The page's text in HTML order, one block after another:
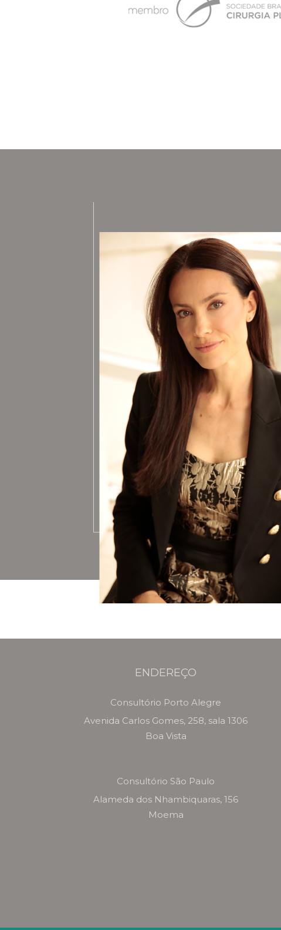
ENDEREÇO
Consultório Porto Alegre
Avenida Carlos Gomes, 258, sala 1306
Boa Vista
Consultório São Paulo
Alameda dos Nhambiquaras, 156
Moema